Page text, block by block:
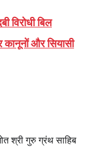
विरोधी बिल
कानूनों और सियासी
श्री गुरु ग्रंथ साहिब